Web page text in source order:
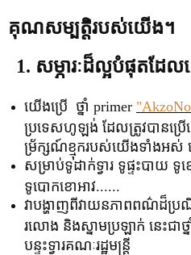
គុណសម្បត្តិរបស់យើង។
1. សម្ភារៈដ៏ល្អបំផុតដែល
យើងប្រើ ថ្នាំ primer
ប្រទេសហូឡង់ ដែលត្រូវបានប្រើន
ម្រ័ក្សណ៍ខ្មុករបស់យើងទាំងអស់ ដ
សម្រាប់ទូដាក់ទ្វារ ទូផ្ទះបាយ ទូ
ទូបោកខោអាវ......
វាបង្ហាញពីវាយនភាពពណ៌ដ៏ប្រណិ
រលោង និងស្នាមប្រឡាក់ នេះជ
បន្ទះទ្វារគណៈរដ្ឋមន្ត្រី